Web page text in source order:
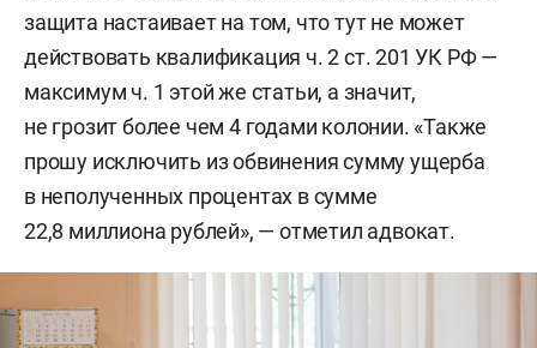
защита настаивает на том, что тут не может
действовать квалификация ч. 2 ст. 201 УК РФ —
максимум ч. 1 этой же статьи, а значит,
не грозит более чем 4 годами колонии. «Также
прошу исключить из обвинения сумму ущерба
в неполученных процентах в сумме
22,8 миллиона рублей», — отметил адвокат.